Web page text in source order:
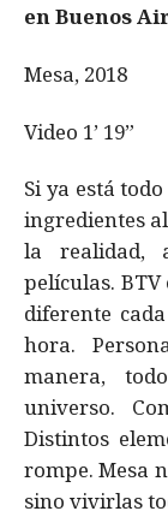
en Buenos
Mesa, 2018
Video 1’ 19”
Si ya está
ingredientes
la realidad,
películas.
diferente
hora.
manera,
universo.
Distintos
rompe. Mesa
sino vivirlas